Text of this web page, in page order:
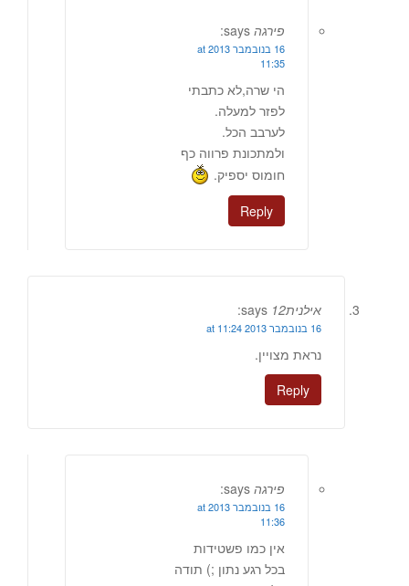
פירגה says:
16 בנובמבר 2013 at
11:35
הי שרה,לא כתבתי
לפזר למעלה.
לערבב הכל.
ולמתכונת פרווה כף
חומוס יספיק.
Reply
אילנית12 says:
16 בנובמבר 2013 at 11:24
נראת מצויין.
Reply
פירגה says:
16 בנובמבר 2013 at
11:36
אין כמו פשטידות
בכל רגע נתון ;) תודה